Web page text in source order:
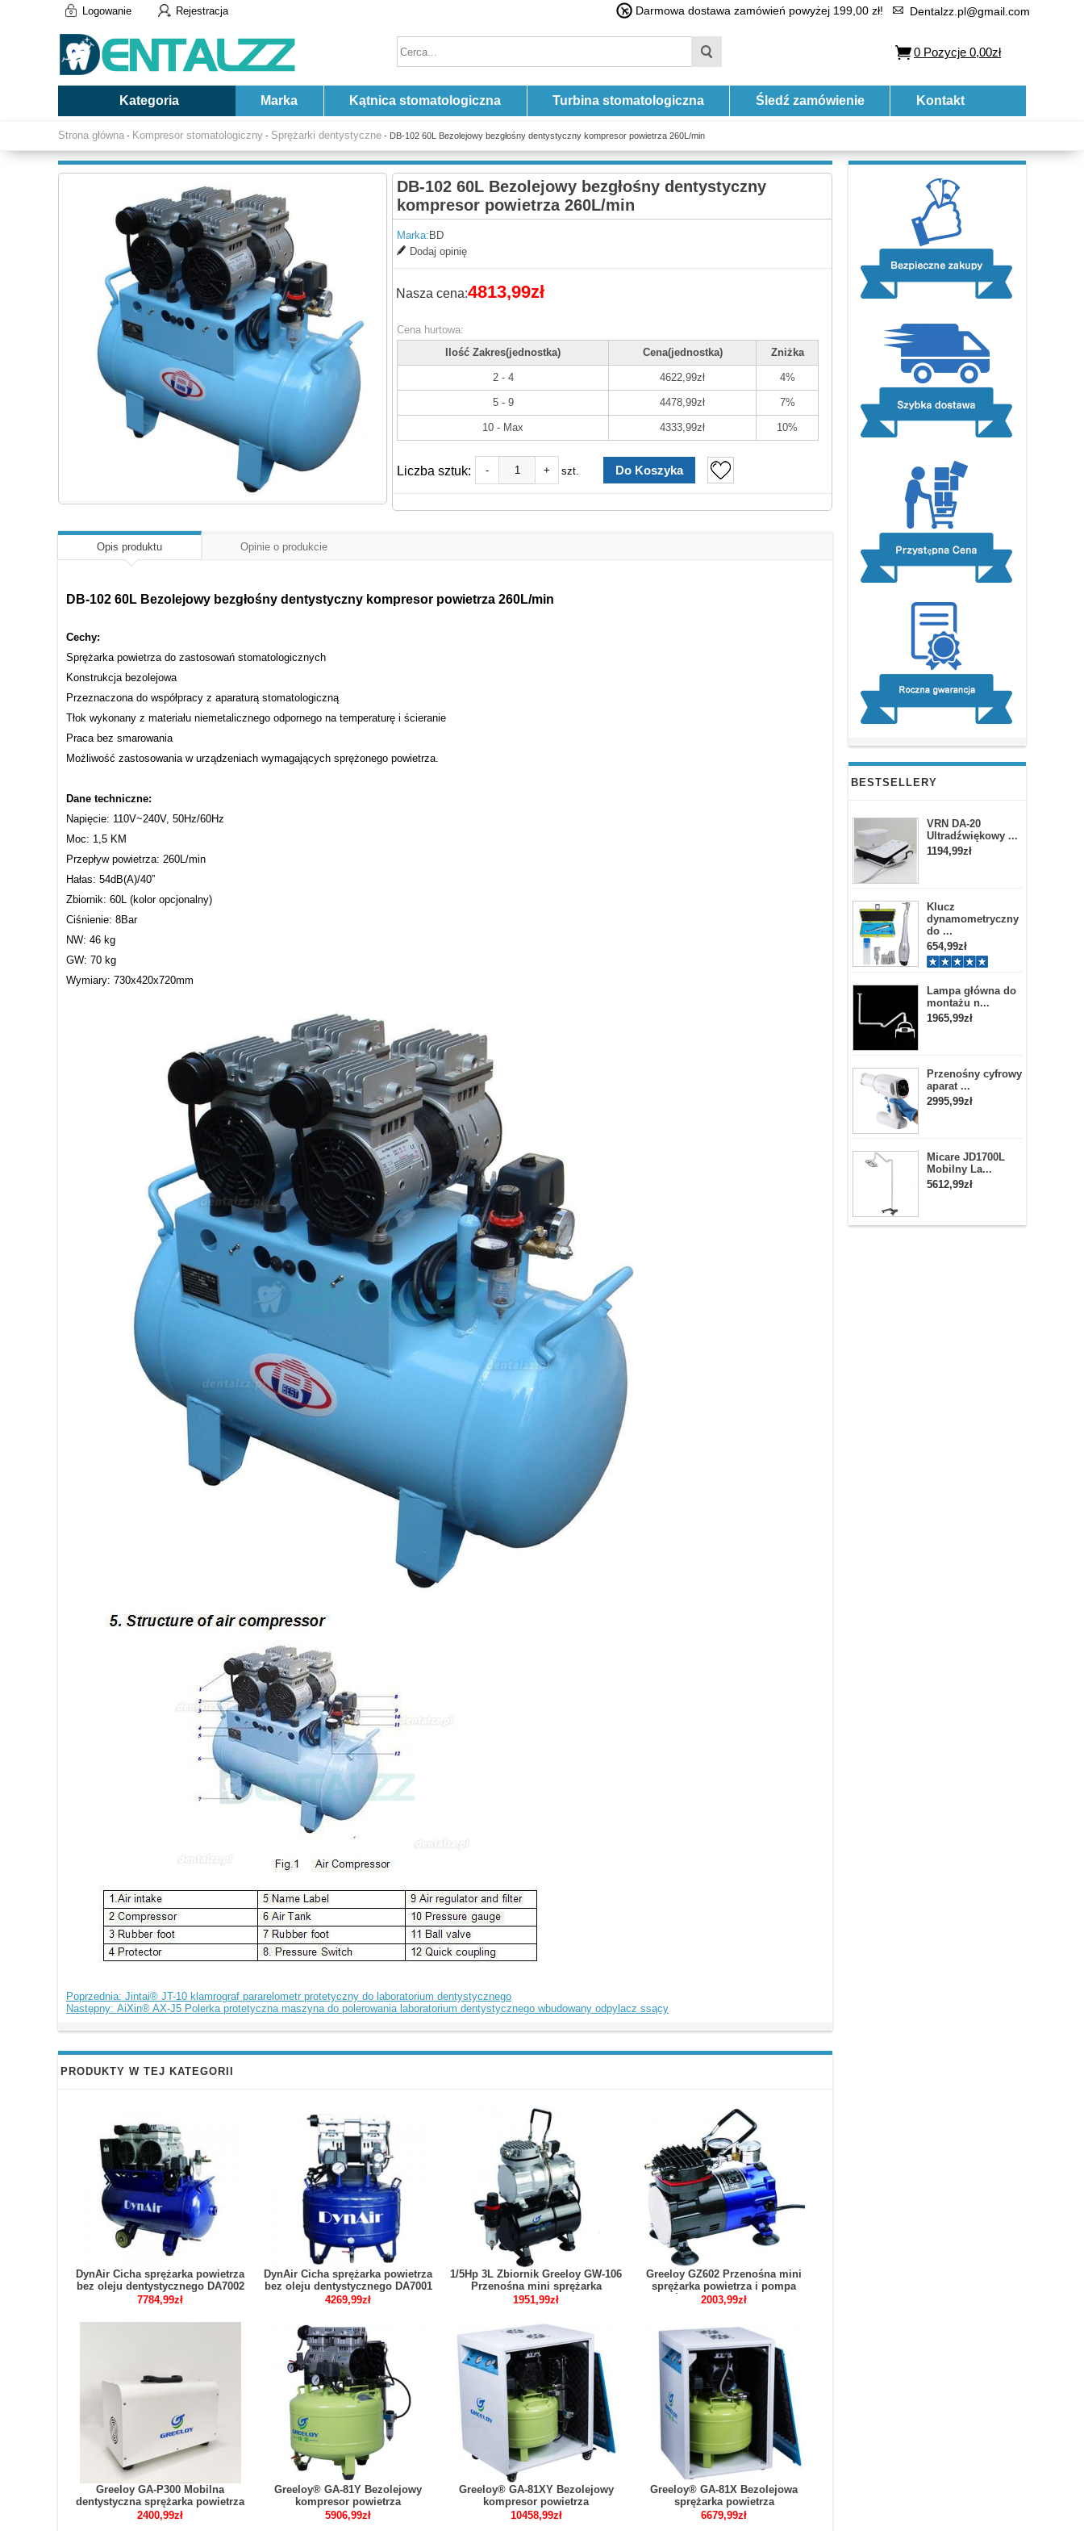
Logowanie Rejestracja Darmowa dostawa zamówień powyżej 199,00 zł! Dentalzz.pl@gmail.com
0 Pozycje 0,00zł
Kategoria Marka Kątnica stomatologiczna Turbina stomatologiczna Śledź zamówienie Kontakt
Strona główna - Kompresor stomatologiczny - Sprężarki dentystyczne - DB-102 60L Bezolejowy bezgłośny dentystyczny kompresor powietrza 260L/min
BESTSELLERY
VRN DA-20
Ultradźwiękowy ...
1194,99zł
Klucz
dynamometryczny
do ...
654,99zł
Lampa główna do
montażu n...
1965,99zł
Przenośny cyfrowy
aparat ...
2995,99zł
Micare JD1700L
Mobilny La...
5612,99zł
DB-102 60L Bezolejowy bezgłośny dentystyczny
kompresor powietrza 260L/min
Marka: BD
Dodaj opinię
Nasza cena:4813,99zł
Cena hurtowa:
Ilość Zakres(jednostka)
Cena(jednostka) Zniżka
2 - 4 4622,99zł 4%
5 - 9 4478,99zł 7%
10 - Max 4333,99zł 10%
Liczba sztuk: - + szt.
Opis produktu Opinie o produkcie
DB-102 60L Bezolejowy bezgłośny dentystyczny kompresor powietrza 260L/min
Cechy:
Sprężarka powietrza do zastosowań stomatologicznych
Konstrukcja bezolejowa
Przeznaczona do współpracy z aparaturą stomatologiczną
Tłok wykonany z materiału niemetalicznego odpornego na temperaturę i ścieranie
Praca bez smarowania
Możliwość zastosowania w urządzeniach wymagających sprężonego powietrza.
Dane techniczne:
Napięcie: 110V~240V, 50Hz/60Hz
Moc: 1,5 KM
Przepływ powietrza: 260L/min
Hałas: 54dB(A)/40”
Zbiornik: 60L (kolor opcjonalny)
Ciśnienie: 8Bar
NW: 46 kg
GW: 70 kg
Wymiary: 730x420x720mm
Poprzednia: Jintai® JT-10 klamrograf pararelometr protetyczny do laboratorium dentystycznego
Następny: AiXin® AX-J5 Polerka protetyczna maszyna do polerowania laboratorium dentystycznego wbudowany odpylacz ssący
PRODUKTY W TEJ KATEGORII
DynAir Cicha sprężarka powietrza
bez oleju dentystycznego DA7002
CE
7784,99zł
DynAir Cicha sprężarka powietrza
bez oleju dentystycznego DA7001
4269,99zł
1/5Hp 3L Zbiornik Greeloy GW-106
Przenośna mini sprężarka
powietrza z pojedynczym
1951,99zł
Greeloy GZ602 Przenośna mini
sprężarka powietrza i pompa
próżniowa bez zbiornika
2003,99zł
Greeloy GA-P300 Mobilna
dentystyczna sprężarka powietrza
do unitu stomatologicznego (GU-
2400,99zł
Greeloy® GA-81Y Bezolejowy
kompresor powietrza
dentystycznego z suszarką
5906,99zł
Greeloy® GA-81XY Bezolejowy
kompresor powietrza
dentystycznego z suszarką i cichą
10458,99zł
Greeloy® GA-81X Bezolejowa
sprężarka powietrza
dentystycznego z cichą szafką
6679,99zł